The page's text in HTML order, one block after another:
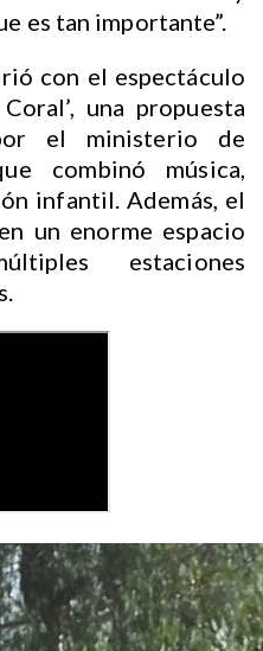
es tan importante”.
con el espectáculo
una propuesta
el ministerio de
combinó música,
infantil. Además, el
un enorme espacio
estaciones